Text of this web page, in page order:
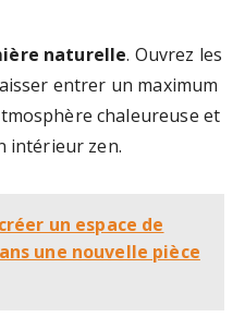
naturelle. Ouvrez les
entrer un maximum
chaleureuse et
intérieur zen.
un espace de
une nouvelle pièce